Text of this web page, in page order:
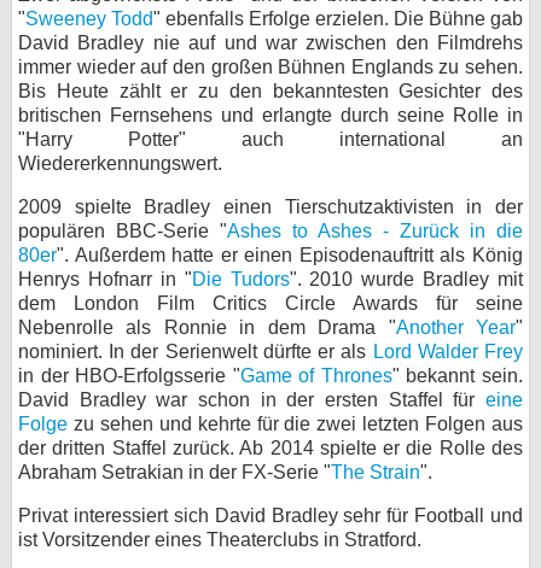
"Sweeney Todd" ebenfalls Erfolge erzielen. Die Bühne gab
David Bradley nie auf und war zwischen den Filmdrehs
immer wieder auf den großen Bühnen Englands zu sehen.
Bis Heute zählt er zu den bekanntesten Gesichter des
britischen Fernsehens und erlangte durch seine Rolle in
"Harry Potter" auch international an
Wiedererkennungswert.
2009 spielte Bradley einen Tierschutzaktivisten in der
populären BBC-Serie "Ashes to Ashes - Zurück in die
80er". Außerdem hatte er einen Episodenauftritt als König
Henrys Hofnarr in "Die Tudors". 2010 wurde Bradley mit
dem London Film Critics Circle Awards für seine
Nebenrolle als Ronnie in dem Drama "Another Year"
nominiert. In der Serienwelt dürfte er als Lord Walder Frey
in der HBO-Erfolgsserie "Game of Thrones" bekannt sein.
David Bradley war schon in der ersten Staffel für eine
Folge zu sehen und kehrte für die zwei letzten Folgen aus
der dritten Staffel zurück. Ab 2014 spielte er die Rolle des
Abraham Setrakian in der FX-Serie "The Strain".
Privat interessiert sich David Bradley sehr für Football und
ist Vorsitzender eines Theaterclubs in Stratford.